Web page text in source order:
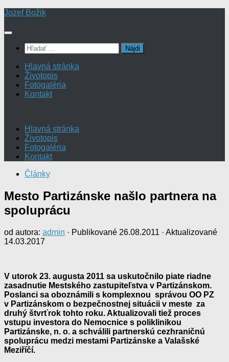
Preskočiť
obsah
Jozef Božik
Hľadať:
Hlavná stránka
Životopis
Fotogaléria
Kontakt
Hlavná stránka
Životopis
Fotogaléria
Kontakt
Články
Mesto Partizánske našlo partnera na
spoluprácu
od autora: admin · Publikované 26.08.2011 · Aktualizované
14.03.2017
V utorok 23. augusta 2011 sa uskutočnilo piate riadne
zasadnutie Mestského zastupiteľstva v Partizánskom.
Poslanci sa oboznámili s komplexnou správou OO PZ
v Partizánskom o bezpečnostnej situácii v meste za
druhý štvrťrok tohto roku. Aktualizovali tiež proces
vstupu investora do Nemocnice s poliklinikou
Partizánske, n. o. a schválili partnerskú cezhraničnú
spoluprácu medzi mestami Partizánske a Valašské
Meziříčí.